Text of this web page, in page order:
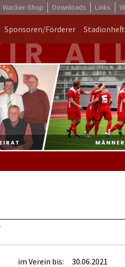
Wacker-Shop Downloads Links
Sponsoren/Förderer Stadionheft
im Verein bis:
30.06.2021